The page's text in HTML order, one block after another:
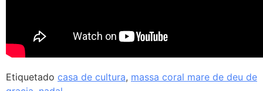
Etiquetado casa de cultura, massa coral mare de deu de